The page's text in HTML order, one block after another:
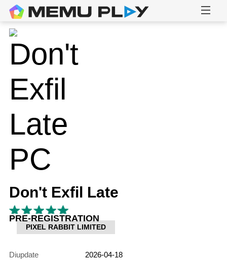
Don't Exfil Late
PRE-REGISTRATION
PIXEL RABBIT LIMITED
Diupdate
2026-04-18